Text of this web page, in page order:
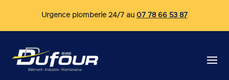
Urgence plomberie 24/7 au 07 78 66 53 87